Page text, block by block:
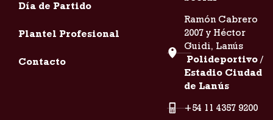
Día de Partido
Plantel Profesional
Contacto
Ramón Cabrero
2007 y Héctor
Guidi, Lanús
Polideportivo /
Estadio Ciudad
de Lanús
+54 11 4357 9200